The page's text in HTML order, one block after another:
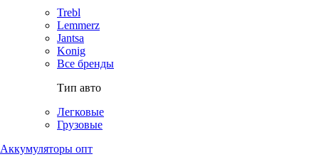
Trebl
Lemmerz
Jantsa
Konig
Все бренды
Тип авто
Легковые
Грузовые
Аккумуляторы опт